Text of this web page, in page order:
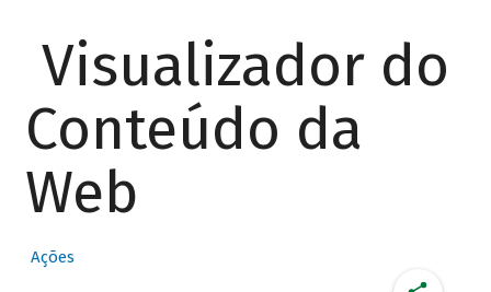
Visualizador do
Conteúdo da
Web
Ações